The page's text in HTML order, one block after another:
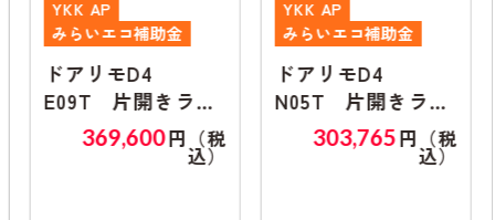
YKK AP
みらいエコ補助金
ドアリモD4
E09T 片開きラン
マ無し369,600円（税
込）
YKK AP
みらいエコ補助金
ドアリモD4
N05T 片開きラン
マ無し303,765円（税
込）